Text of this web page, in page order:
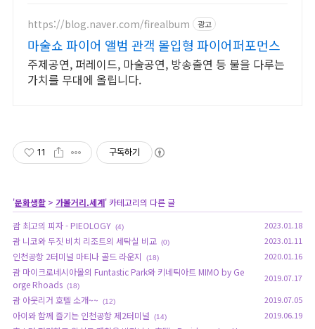
https://blog.naver.com/firealbum 광고
마술쇼 파이어 앨범 관객 몰입형 파이어퍼포먼스
주제공연, 퍼레이드, 마술공연, 방송출연 등 불을 다루는
가치를 무대에 올립니다.
11 구독하기
'문화생활 > 가볼거리.세계' 카테고리의 다른 글
괌 최고의 피자 - PIEOLOGY (4) 2023.01.18
괌 니코와 두짓 비치 리조트의 세탁실 비교 (0) 2023.01.11
인천공항 2터미널 마티나 골드 라운지 (18) 2020.01.16
괌 마이크로네시아몰의 Funtastic Park와 키네틱아트 MIMO by Ge
orge Rhoads (18)
2019.07.17
괌 아웃리거 호텔 소개~~ (12) 2019.07.05
아이와 함께 즐기는 인천공항 제2터미널 (14) 2019.06.19